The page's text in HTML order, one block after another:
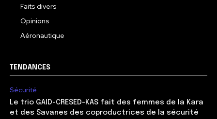
Faits divers
Opinions
Aéronautique
TENDANCES
Sécurité
Le trio GAID-CRESED-KAS fait des femmes de la Kara
et des Savanes des coproductrices de la sécurité